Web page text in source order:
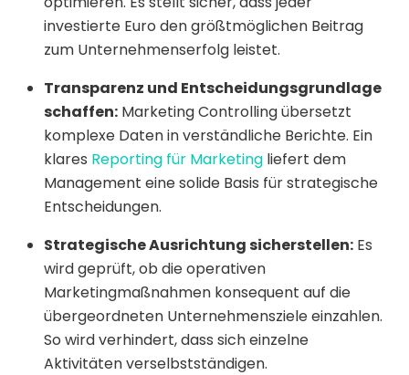
investierte Euro den größtmöglichen Beitrag
zum Unternehmenserfolg leistet.
Transparenz und Entscheidungsgrundlage
schaffen: Marketing Controlling übersetzt
komplexe Daten in verständliche Berichte. Ein
klares Reporting für Marketing liefert dem
Management eine solide Basis für strategische
Entscheidungen.
Strategische Ausrichtung sicherstellen: Es
wird geprüft, ob die operativen
Marketingmaßnahmen konsequent auf die
übergeordneten Unternehmensziele einzahlen.
So wird verhindert, dass sich einzelne
Aktivitäten verselbstständigen.